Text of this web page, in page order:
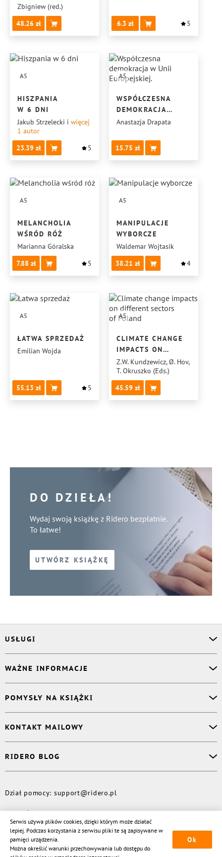
WYBRANE SEKTORY
W POLSCE
Zbigniew (red.)
48.26
6.3 5
A5
HISZPANIA
W 6 DNI
Jakub Strzelecki i więcej
1 autor
23.39
5
A5
WSPÓŁCZESNA
DEMOKRACJA
W UNII
Anastazja Drapata
15.75
A5
MELANCHOLIA
WŚRÓD RÓŻ
Marianna Góralska
7.88
5
A5
MANIPULACJE
WYBORCZE
Waldemar Wojtasik
38.21
4
A5
ŁATWA SPRZEDAŻ
Emilian Wojda
55.13 5
A5
CLIMATE CHANGE
IMPACTS ON
DIFFERENT
SECTORS
OF POLAND
Z.W. Kundzewicz, Ø. Hov,
T. Okruszko (Eds.)
45.59
DO DZIEŁA!
Wydaj swoją książkę z Ridero bezpłatnie.
To łatwe!
UTWÓRZ KSIĄŻKĘ
USŁUGI
Korektor
Projektant okładki
Druk Twojej książki
Publikacja
WAŻNE INFORMACJE
Książki Ridero
Pomoc
Polityka prywatności
POMYSŁY NA KSIĄŻKI
Dzienniczek malucha
Książka eksperta
Wydaj tomik poezji
KONTAKT MAILOWY
Kontakt dla mediów
RIDERO BLOG
Więcej
© Rideró, 2013—2026
Dział pomocy: support@ridero.pl
Serwis używa plików cookies, dzięki którym może działać
lepiej. Podczas korzystania z serwisu pliki te są zapisywane w
pamięci urządzenia.
Można określić warunki przechowywania lub dostępu do
Ok